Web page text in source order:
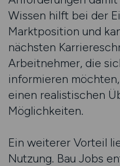
Wissen hilft bei der
Marktposition und
nächsten
Arbeitnehmer, die
informieren
einen realistischen
Möglichkeiten.
Ein weiterer Vorteil
Nutzung. Bau Jobs